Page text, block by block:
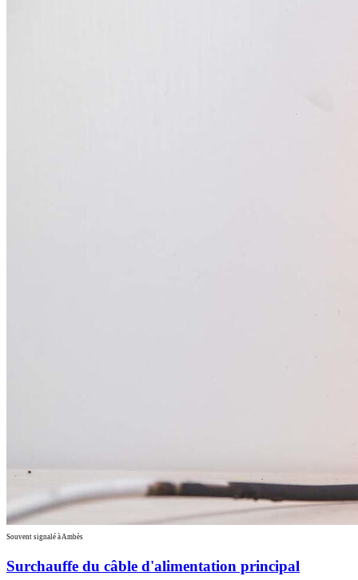
Souvent signalé à Ambès
Surchauffe du câble d'alimentation principal